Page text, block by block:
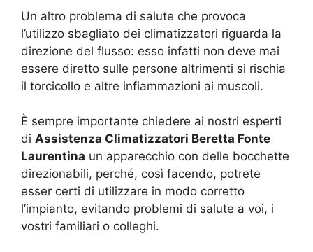
Un altro problema di salute che provoca
l’utilizzo sbagliato dei climatizzatori riguarda la
direzione del flusso: esso infatti non deve mai
essere diretto sulle persone altrimenti si rischia
il torcicollo e altre infiammazioni ai muscoli.
È sempre importante chiedere ai nostri esperti
di Assistenza Climatizzatori Beretta Fonte
Laurentina un apparecchio con delle bocchette
direzionabili, perché, così facendo, potrete
esser certi di utilizzare in modo corretto
l’impianto, evitando problemi di salute a voi, i
vostri familiari o colleghi.